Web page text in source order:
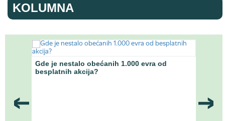
KOLUMNA
Gde je nestalo obećanih 1.000 evra od
besplatnih akcija?